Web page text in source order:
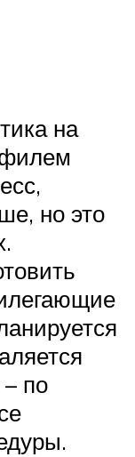
на
но это
по